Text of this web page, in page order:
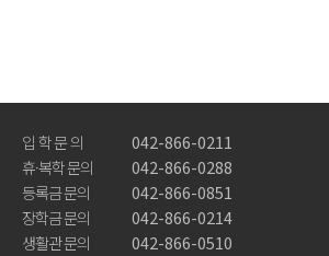
학사일정
문의전화안내
학사안내
장학/학자금대출안내
입 학 문 의
042-866-0211
휴·복학 문의
042-866-0288
등록금 문의
042-866-0851
장학금 문의
042-866-0214
생활관 문의
042-866-0510